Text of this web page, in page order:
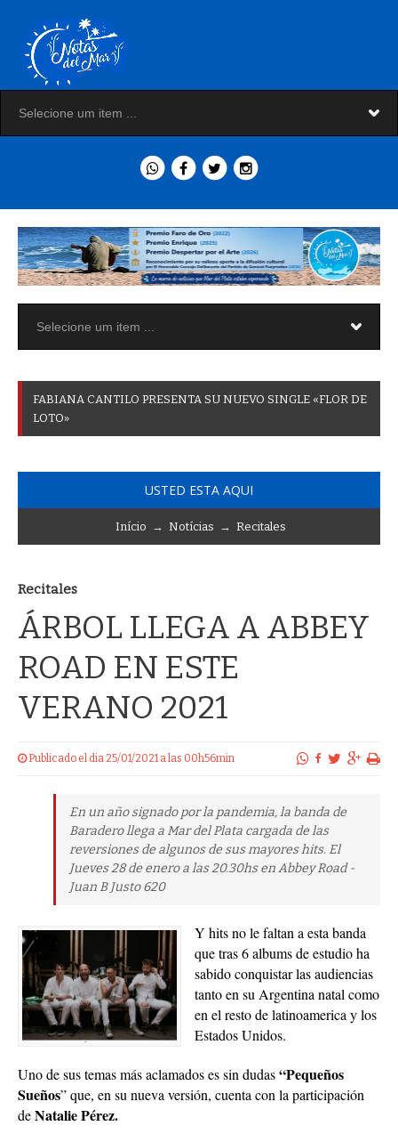
FABIANA CANTILO PRESENTA SU NUEVO SINGLE «FLOR DE
LOTO»
USTED ESTA AQUI
Início → Notícias → Recitales
Recitales
ÁRBOL LLEGA A ABBEY
ROAD EN ESTE
VERANO 2021
Publicado el dia 25/01/2021 a las 00h56min
En un año signado por la pandemia, la banda de
Baradero llega a Mar del Plata cargada de las
reversiones de algunos de sus mayores hits. El
Jueves 28 de enero a las 20.30hs en Abbey Road -
Juan B Justo 620
Y hits no le faltan a esta banda
que tras 6 albums de estudio ha
sabido conquistar las audiencias
tanto en su Argentina natal como
en el resto de latinoamerica y los
Estados Unidos.
Uno de sus temas más aclamados es sin dudas“Pequeños
Sueños” que, en su nueva versión, cuenta con la participación
deNatalie Pérez.